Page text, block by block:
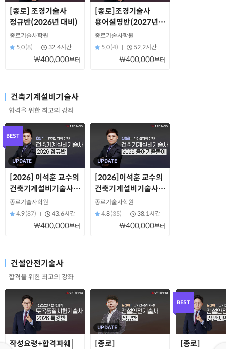
[종로] 조경기술사
정규반(2026년 대비)
종로기술사학원
5.0(8) 32.4시간
₩400,000부터
[종로]조경기술사
용어설명반(2027년
대비)
종로기술사학원
5.0(4) 52.2시간
₩400,000부터
건축기계설비기술사
합격을 위한 최고의 강좌
BEST
UPDATE
[2026] 이석훈 교수의
건축기계설비기술사
정규반
종로기술사학원
4.9(87) 43.6시간
₩400,000부터
UPDATE
[2026]이석훈 교수의
건축기계설비기술사
용어기출풀이
종로기술사학원
4.8(35) 38.1시간
₩400,000부터
건설안전기술사
합격을 위한 최고의 강좌
작성요령+합격파훼│
UPDATE
[종로]
BEST
[종로]